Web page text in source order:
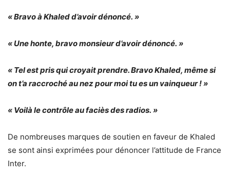
« Bravo à Khaled d’avoir dénoncé. »
« Une honte, bravo monsieur d’avoir dénoncé. »
« Tel est pris qui croyait prendre. Bravo Khaled, même si
on t’a raccroché au nez pour moi tu es un vainqueur ! »
« Voilà le contrôle au faciès des radios. »
De nombreuses marques de soutien en faveur de Khaled
se sont ainsi exprimées pour dénoncer l’attitude de France
Inter.